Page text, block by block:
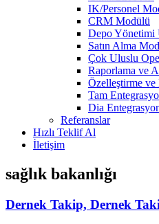
IK/Personel
CRM Modülü
Depo Yönetimi
Satın Alma
Çok Uluslu
Raporlama ve
Özelleştirme ve
Tam
Dia
Referanslar
Hızlı Teklif Al
İletişim
sağlık bakanlığı
Dernek Takip, Dernek